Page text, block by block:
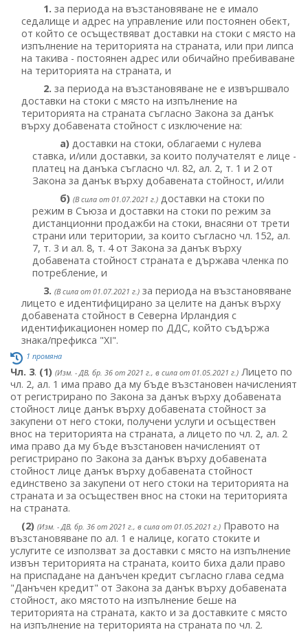
1. за периода на възстановяване не е имало
седалище и адрес на управление или постоянен обект,
от който се осъществяват доставки на стоки с място на
изпълнение на територията на страната, или при липса
на такива - постоянен адрес или обичайно пребиваване
на територията на страната, и
2. за периода на възстановяване не е извършвало
доставки на стоки с място на изпълнение на
територията на страната съгласно Закона за данък
върху добавената стойност с изключение на:
а) доставки на стоки, облагаеми с нулева
ставка, и/или доставки, за които получателят е лице -
платец на данъка съгласно чл. 82, ал. 2, т. 1 и 2 от
Закона за данък върху добавената стойност, и/или
б) (В сила от 01.07.2021 г.) доставки на стоки по
режим в Съюза и доставки на стоки по режим за
дистанционни продажби на стоки, внасяни от трети
страни или територии, за които съгласно чл. 152, ал.
7, т. 3 и ал. 8, т. 4 от Закона за данък върху
добавената стойност страната е държава членка по
потребление, и
3. (В сила от 01.07.2021 г.) за периода на възстановяване
лицето е идентифицирано за целите на данък върху
добавената стойност в Северна Ирландия с
идентификационен номер по ДДС, който съдържа
знака/префикса "XI".
1 промяна
Чл. 3. (1) (Изм. - ДВ, бр. 36 от 2021 г., в сила от 01.05.2021 г.) Лицето по
чл. 2, ал. 1 има право да му бъде възстановен начисленият
от регистрирано по Закона за данък върху добавената
стойност лице данък върху добавената стойност за
закупени от него стоки, получени услуги и осъществен
внос на територията на страната, а лицето по чл. 2, ал. 2
има право да му бъде възстановен начисленият от
регистрирано по Закона за данък върху добавената
стойност лице данък върху добавената стойност
единствено за закупени от него стоки на територията на
страната и за осъществен внос на стоки на територията
на страната.
(2) (Изм. - ДВ, бр. 36 от 2021 г., в сила от 01.05.2021 г.) Правото на
възстановяване по ал. 1 е налице, когато стоките и
услугите се използват за доставки с място на изпълнение
извън територията на страната, които биха дали право
на приспадане на данъчен кредит съгласно глава седма
"Данъчен кредит" от Закона за данък върху добавената
стойност, ако мястото на изпълнение беше на
територията на страната, както и за доставките с място
на изпълнение на територията на страната по чл. 2.